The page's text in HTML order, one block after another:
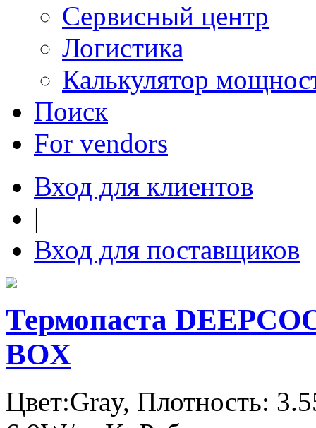
Сервисный центр
Логистика
Калькулятор
Поиск
For vendors
Вход для клиентов
|
Вход для поставщиков
Термопаста
BOX
Цвет:Gray, Плотность: